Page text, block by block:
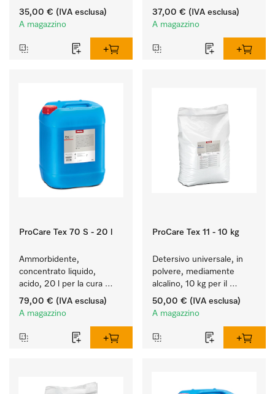
efficacemente le macchie
più ostinate.
35,00 € (IVA esclusa)
A magazzino
fibre e una morbidezza
duratura dei tessuti.
37,00 € (IVA esclusa)
A magazzino
ProCare Tex 70 S - 20 l
Ammorbidente,
concentrato liquido,
acido, 20 l per la cura
delle fibre e una
morbidezza duratura dei
79,00 € (IVA esclusa)
A magazzino
ProCare Tex 11 - 10 kg
Detersivo universale, in
polvere, mediamente
alcalino, 10 kg per il
lavaggio di capi bianchi e
colorati resistenti.
50,00 € (IVA esclusa)
A magazzino